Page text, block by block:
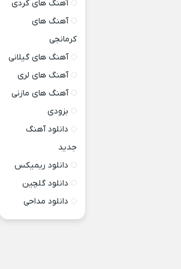
آهنگ های کردی
آهنگ های
کرمانجی
آهنگ های گیلانی
آهنگ های لری
آهنگ های مازنی
بزودی
دانلود آهنگ
جدید
دانلود ریمیکس
دانلود گلچین
دانلود مداحی